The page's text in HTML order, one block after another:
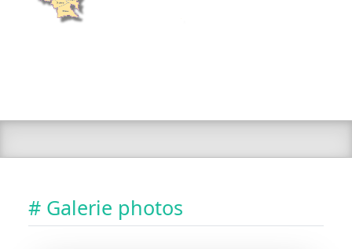
# Galerie photos